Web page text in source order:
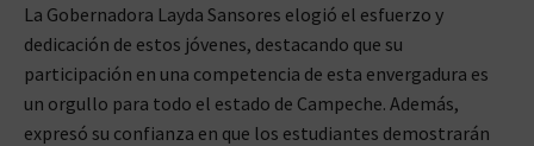
La Gobernadora Layda Sansores elogió el esfuerzo y
dedicación de estos jóvenes, destacando que su
participación en una competencia de esta envergadura es
un orgullo para todo el estado de Campeche. Además,
expresó su confianza en que los estudiantes demostrarán